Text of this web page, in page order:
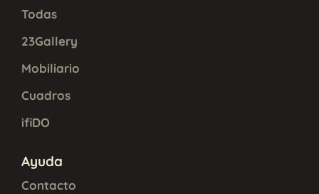
Todas
23Gallery
Mobiliario
Cuadros
ifiDO
Ayuda
Contacto